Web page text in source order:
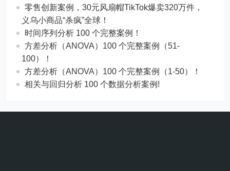
​​零售创新案例，30元风扇帽TikTok爆卖320万件，
义乌小商品“杀疯”全球！
时间序列分析 100 个完整案例！
方差分析（ANOVA）100 个完整案例（51-
100）！
方差分析（ANOVA）100 个完整案例（1-50）！
相关与回归分析 100 个数据分析案例!